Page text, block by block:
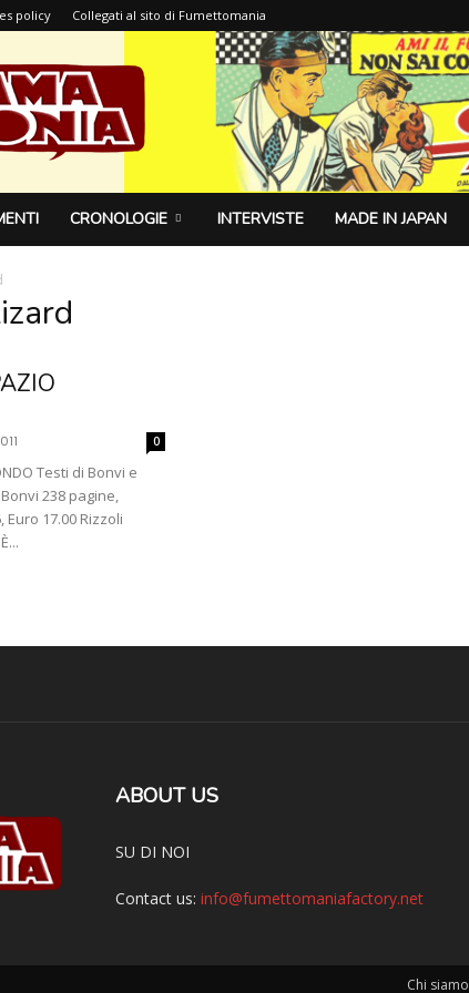
policy Collegati al sito di Fumettomania
CRONOLOGIE INTERVISTE MADE IN JAPAN
0
Testi di Bonvi e
238 pagine,
17.00 Rizzoli
ABOUT US
SU DI NOI
Contact us: info@fumettomaniafactory.net
Chi siamo